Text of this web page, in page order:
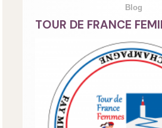
Blog
TOUR DE FRANCE